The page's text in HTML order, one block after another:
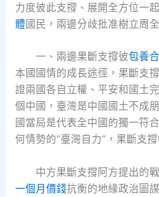
力度彼此支撐、展開全方位一
體國民，兩邊分歧批准樹立周
一、兩邊果斷支撐彼包養
本國國情的成長途徑，果斷支
證兩國各自立權、平安和國土
個中國，臺灣是中國國土不成
國當局是代表全中國的獨一符
何情勢的“臺灣自力”，果斷支
中方果斷支撐阿方提出的
一個月價錢抗衡的地緣政治圖